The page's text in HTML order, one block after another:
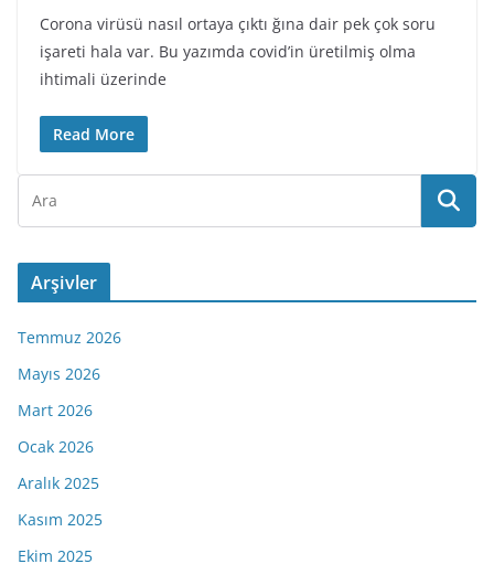
Corona virüsü nasıl ortaya çıktı ğına dair pek çok soru
işareti hala var. Bu yazımda covid’in üretilmiş olma
ihtimali üzerinde
Read More
Arşivler
Temmuz 2026
Mayıs 2026
Mart 2026
Ocak 2026
Aralık 2025
Kasım 2025
Ekim 2025